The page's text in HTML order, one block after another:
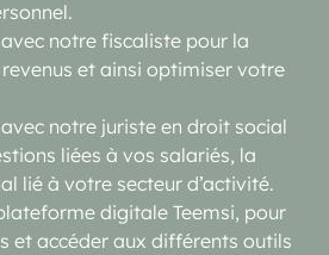
notre fiscaliste pour la
et ainsi optimiser votre
notre juriste en droit social
liées à vos salariés, la
lié à votre secteur d’activité.
digitale Teemsi, pour
et accéder aux différents outils